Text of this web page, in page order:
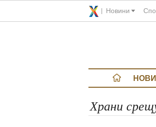
Новини
Храни